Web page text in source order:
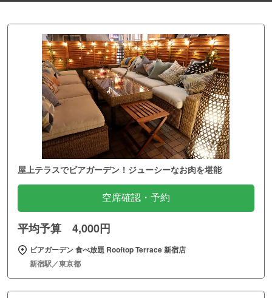
屋上テラスでビアガーデン！ジューシーなお肉を堪能
空席確認・予約
平均予算 4,000円
ビアガーデン 食べ放題 Rooftop Terrace 新宿店
新宿駅／東京都